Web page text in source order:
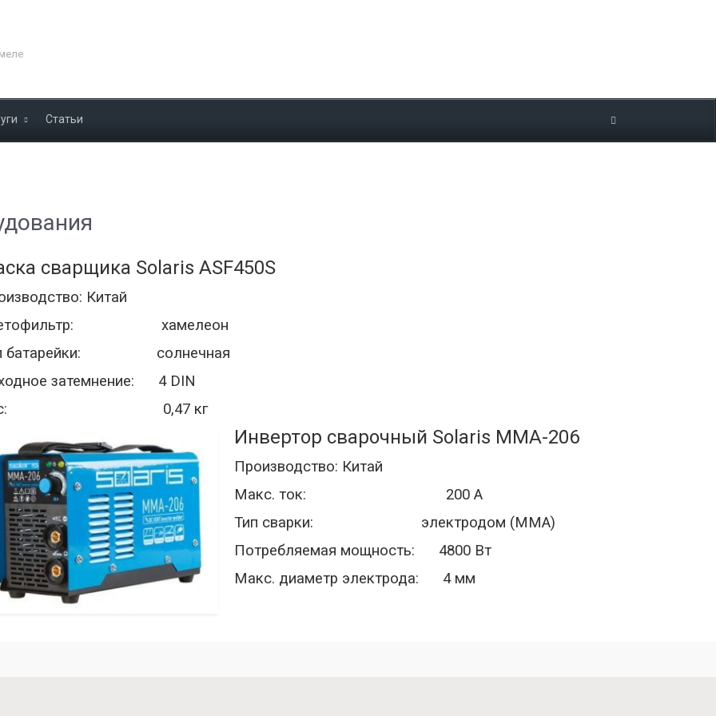
Статьи
сварщика Solaris ASF450S
Китай
хамелеон
батарейки: солнечная
затемнение: 4 DIN
0,47 кг
Инвертор сварочный Solaris MMA-206
Производство: Китай
Макс. ток: 200 А
Тип сварки: электродом (MMA)
Потребляемая мощность: 4800 Вт
Макс. диаметр электрода: 4 мм